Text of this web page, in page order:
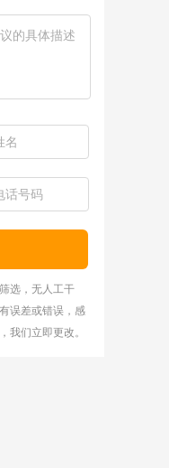
选，无人工干
误差或错误，感
我们立即更改。